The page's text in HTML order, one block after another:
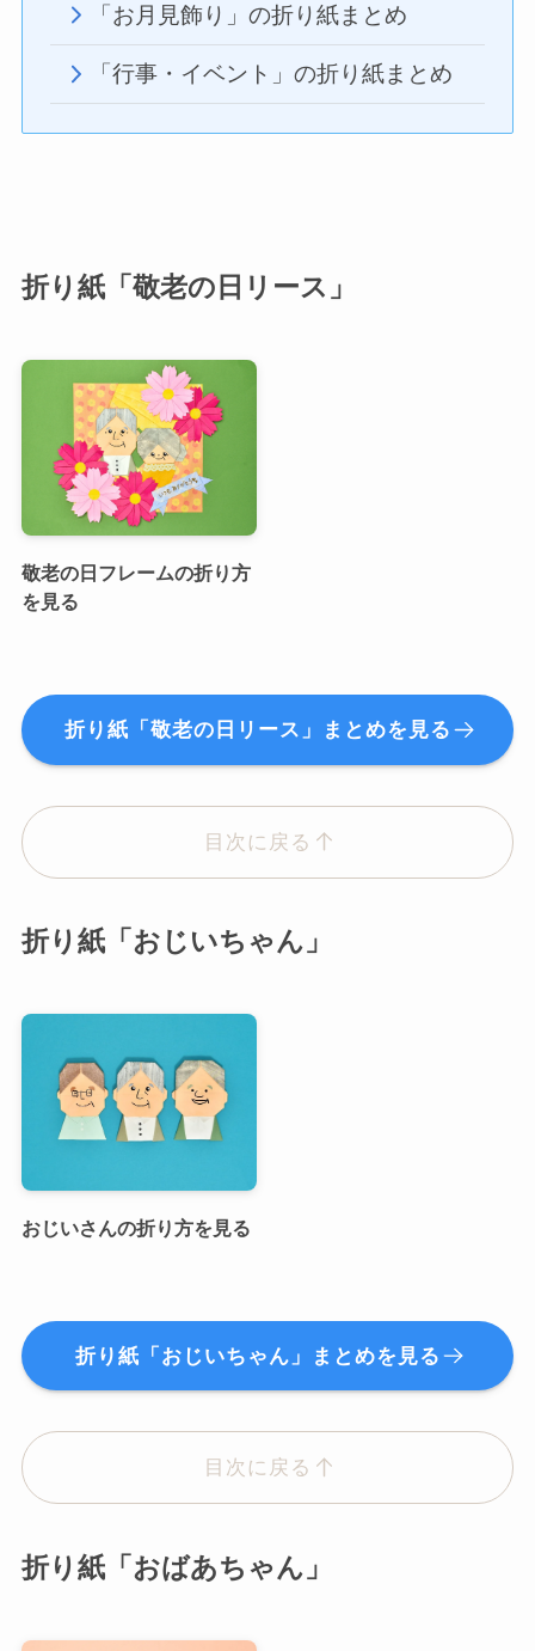
「お月見飾り」の折り紙まとめ
「行事・イベント」の折り紙まとめ
折り紙「敬老の日リース」
敬老の日フレームの折り方
を見る
折り紙「敬老の日リース」まとめを見る
目次に戻る
折り紙「おじいちゃん」
おじいさんの折り方を見る
折り紙「おじいちゃん」まとめを見る
目次に戻る
折り紙「おばあちゃん」